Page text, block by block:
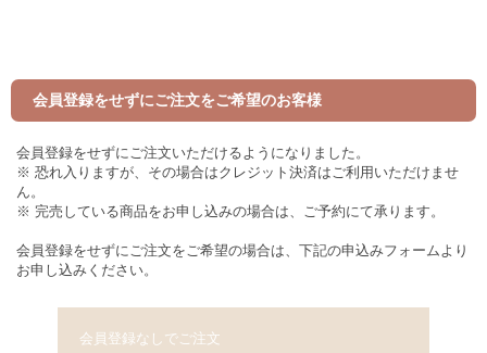
会員登録をせずにご注文をご希望のお客様
会員登録をせずにご注文いただけるようになりました。
※ 恐れ入りますが、その場合はクレジット決済はご利用いただけませ
ん。
※ 完売している商品をお申し込みの場合は、ご予約にて承ります。
会員登録をせずにご注文をご希望の場合は、下記の申込みフォームより
お申し込みください。
会員登録なしでご注文